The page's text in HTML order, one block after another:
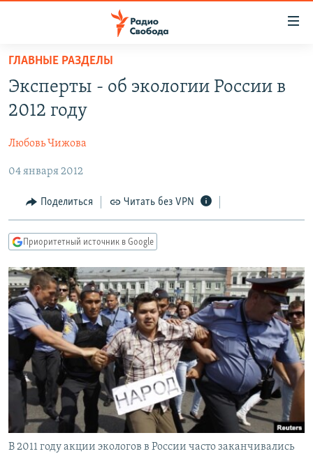
упрощенного
доступа
Вернуться
основному
Вернутся
главной
навигации
Вернутся
поиску
ПОДКАСТЫ
АВТОРСКИЕ ПРОЕКТЫ
ЦИТАТЫ СВОБОДЫ
МНЕНИЯ
КУЛЬТУРА
IDEL.РЕАЛИИ
КАВКАЗ.РЕАЛИИ
СЕВЕР.РЕАЛИИ
СИБИРЬ.РЕАЛИИ
РАСПИСАНИЕ ВЕЩАНИЯ
ПОДПИШИТЕСЬ НА РАССЫЛКУ
СОЦИАЛЬНЫЕ СЕТИ
ГЛАВНЫЕ РАЗДЕЛЫ
Эксперты - об экологии России в
2012 году
Любовь Чижова
04 января 2012
Поделиться Читать без VPN
Приоритетный источник в Google
В 2011 году акции экологов в России часто заканчивались